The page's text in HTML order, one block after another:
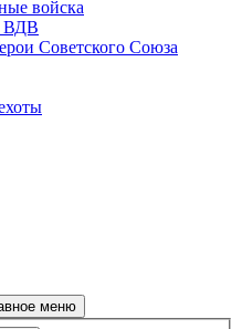
войска
ВДВ
Советского Союза
меню